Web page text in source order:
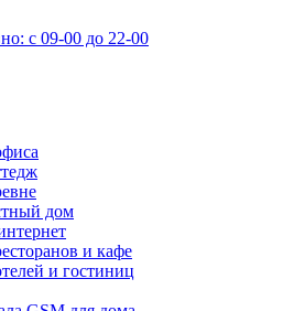
с 09-00 до 22-00
дом
и кафе
и гостиниц